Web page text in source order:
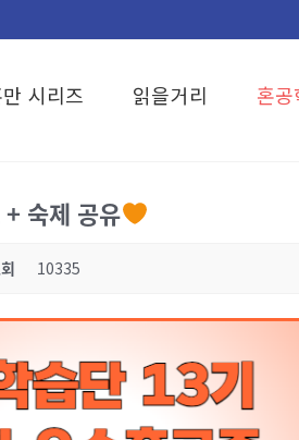
시리즈 읽을거리 혼
숙제 공유
10335